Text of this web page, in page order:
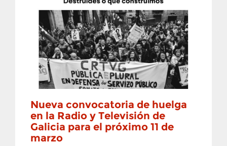
Nueva convocatoria de huelga
en la Radio y Televisión de
Galicia para el próximo 11 de
marzo